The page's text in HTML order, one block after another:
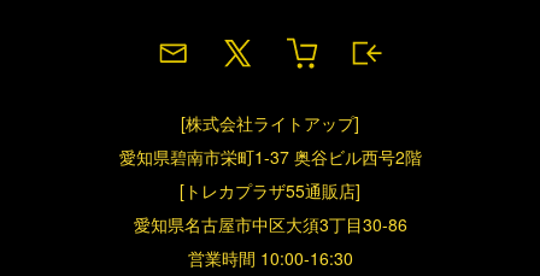
[株式会社ライトアップ]
愛知県碧南市栄町1-37 奥谷ビル西号2階
[トレカプラザ55通販店]
愛知県名古屋市中区大須3丁目30-86
営業時間 10:00-16:30